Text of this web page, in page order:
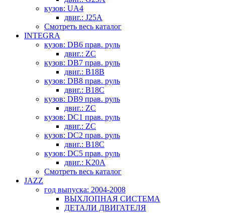
кузов: UA4
двиг.: J25A
Смотреть весь каталог
INTEGRA
кузов: DB6 прав. руль
двиг.: ZC
кузов: DB7 прав. руль
двиг.: B18B
кузов: DB8 прав. руль
двиг.: B18C
кузов: DB9 прав. руль
двиг.: ZC
кузов: DC1 прав. руль
двиг.: ZC
кузов: DC2 прав. руль
двиг.: B18C
кузов: DC5 прав. руль
двиг.: K20A
Смотреть весь каталог
JAZZ
год выпуска: 2004-2008
ВЫХЛОПНАЯ СИСТЕМА
ДЕТАЛИ ДВИГАТЕЛЯ